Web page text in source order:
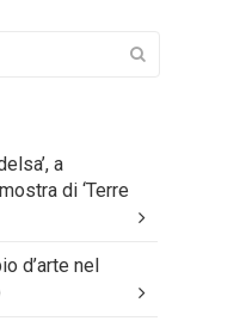
a
di ‘Terre
d’arte nel